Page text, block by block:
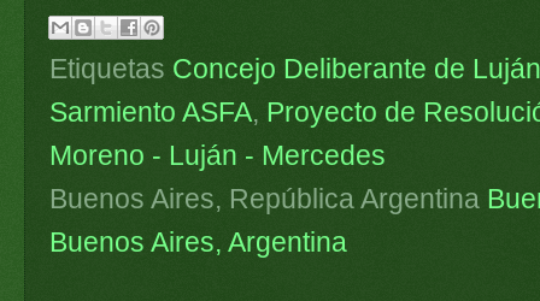
Etiquetas Concejo Deliberante de Luján
Sarmiento ASFA, Proyecto de
Moreno - Luján - Mercedes
Buenos Aires, República Argentina
Buenos Aires, Argentina